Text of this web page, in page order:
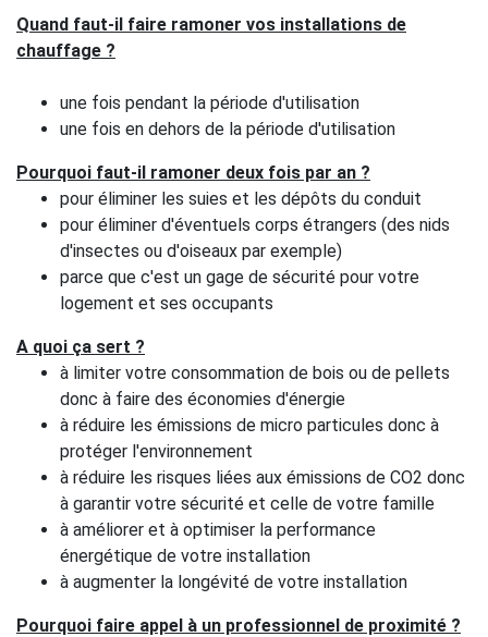
Quand faut-il faire ramoner vos installations de
chauffage ?
une fois pendant la période d'utilisation
une fois en dehors de la période d'utilisation
Pourquoi faut-il ramoner deux fois par an ?
pour éliminer les suies et les dépôts du conduit
pour éliminer d'éventuels corps étrangers (des nids
d'insectes ou d'oiseaux par exemple)
parce que c'est un gage de sécurité pour votre
logement et ses occupants
A quoi ça sert ?
à limiter votre consommation de bois ou de pellets
donc à faire des économies d'énergie
à réduire les émissions de micro particules donc à
protéger l'environnement
à réduire les risques liées aux émissions de CO2 donc
à garantir votre sécurité et celle de votre famille
à améliorer et à optimiser la performance
énergétique de votre installation
à augmenter la longévité de votre installation
Pourquoi faire appel à un professionnel de proximité ?